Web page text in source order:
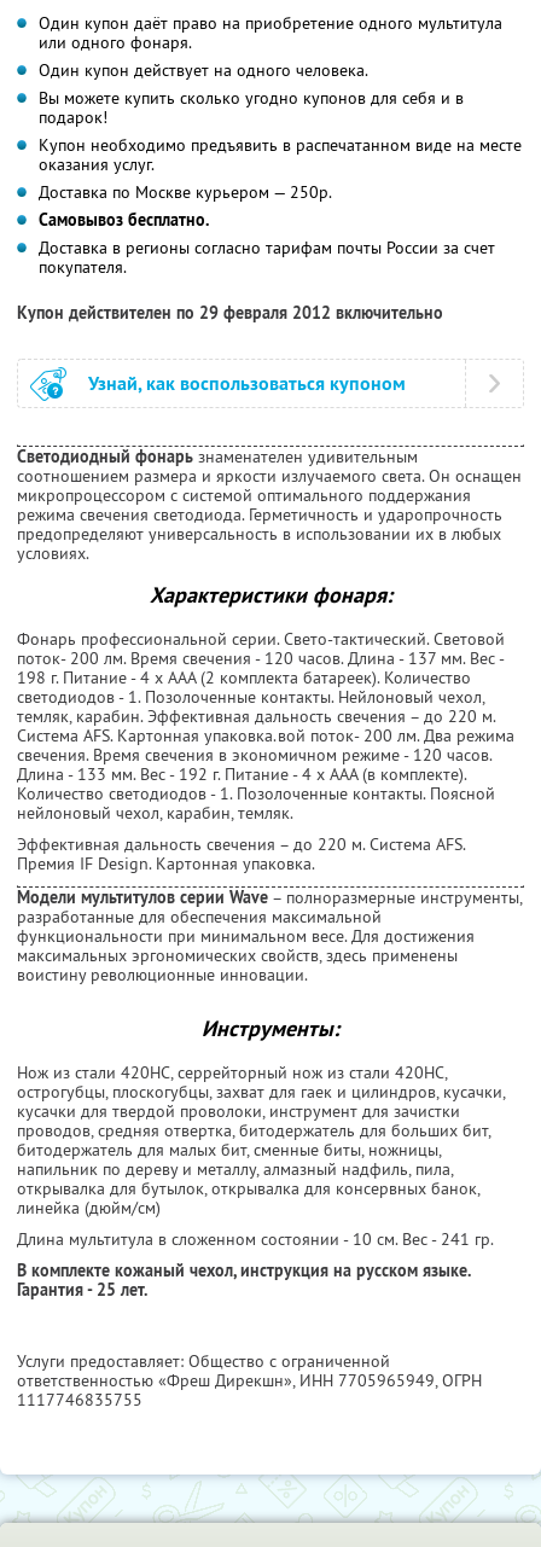
Один купон даёт право на приобретение одного мультитула
или одного фонаря.
Один купон действует на одного человека.
Вы можете купить сколько угодно купонов для себя и в
подарок!
Купон необходимо предъявить в распечатанном виде на месте
оказания услуг.
Доставка по Москве курьером — 250р.
Самовывоз бесплатно.
Доставка в регионы согласно тарифам почты России за счет
покупателя.
Купон действителен по 29 февраля 2012 включительно
Узнай, как воспользоваться купоном
Светодиодный фонарь знаменателен удивительным
соотношением размера и яркости излучаемого света. Он оснащен
микропроцессором с системой оптимального поддержания
режима свечения светодиода. Герметичность и ударопрочность
предопределяют универсальность в использовании их в любых
условиях.
Характеристики фонаря:
Фонарь профессиональной серии. Свето-тактический. Световой
поток- 200 лм. Время свечения - 120 часов. Длина - 137 мм. Вес -
198 г. Питание - 4 х ААА (2 комплекта батареек). Количество
светодиодов - 1. Позолоченные контакты. Нейлоновый чехол,
темляк, карабин. Эффективная дальность свечения – до 220 м.
Система AFS. Картонная упаковка.вой поток- 200 лм. Два режима
свечения. Время свечения в экономичном режиме - 120 часов.
Длина - 133 мм. Вес - 192 г. Питание - 4 х ААА (в комплекте).
Количество светодиодов - 1. Позолоченные контакты. Поясной
нейлоновый чехол, карабин, темляк.
Эффективная дальность свечения – до 220 м. Система AFS.
Премия IF Design. Картонная упаковка.
Модели мультитулов серии Wave – полноразмерные инструменты,
разработанные для обеспечения максимальной
функциональности при минимальном весе. Для достижения
максимальных эргономических свойств, здесь применены
воистину революционные инновации.
Инструменты:
Нож из стали 420HC, серрейторный нож из стали 420HC,
острогубцы, плоскогубцы, захват для гаек и цилиндров, кусачки,
кусачки для твердой проволоки, инструмент для зачистки
проводов, средняя отвертка, битодержатель для больших бит,
битодержатель для малых бит, сменные биты, ножницы,
напильник по дереву и металлу, алмазный надфиль, пила,
открывалка для бутылок, открывалка для консервных банок,
линейка (дюйм/см)
Длина мультитула в сложенном состоянии - 10 см. Вес - 241 гр.
В комплекте кожаный чехол, инструкция на русском языке.
Гарантия - 25 лет.
Услуги предоставляет: Общество с ограниченной
ответственностью «Фреш Дирекшн», ИНН 7705965949, ОГРН
1117746835755